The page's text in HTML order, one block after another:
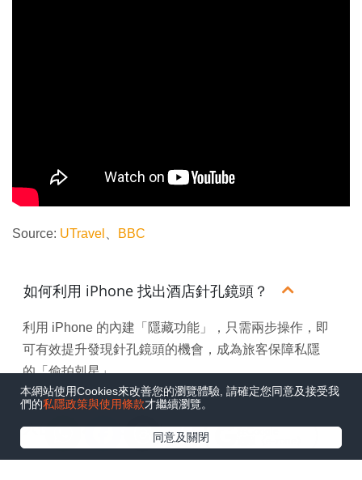
本網站使用Cookies來改善您的瀏覽體驗, 請確定您同意及接受我
們的私隱政策與使用條款才繼續瀏覽。
同意及關閉
Source: UTravel BBC
如何利用 iPhone 找出酒店針孔鏡頭？
利用 iPhone 的內建「隱藏功能」，只需兩步操作，即
可有效提升發現針孔鏡頭的機會，成為旅客保障私隱
的「偷拍剋星」。
入住酒店為何要小心被直播？